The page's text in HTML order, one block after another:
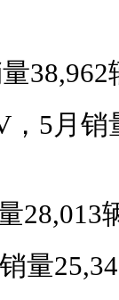
38,962
5月销
28,013
量